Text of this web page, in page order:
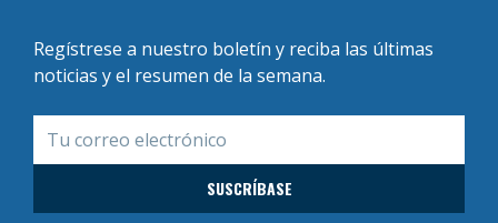
Regístrese a nuestro boletín y reciba las últimas
noticias y el resumen de la semana.